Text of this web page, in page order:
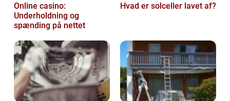
Online casino:
Underholdning og
spænding på nettet
Hvad er solceller lavet af?